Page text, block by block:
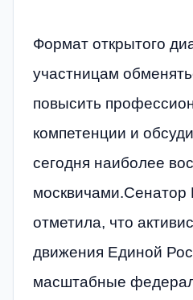
Формат открытого
участницам
повысить
компетенции и
сегодня наиболее
москвичами.Сенатор
отметила, что
движения Единой
масштабные